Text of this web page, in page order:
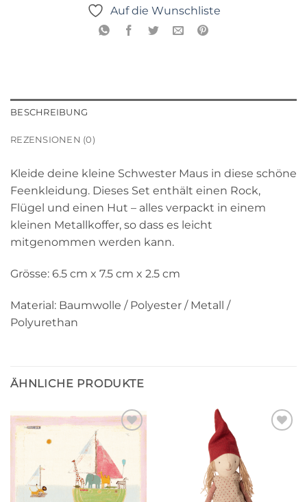
Auf die Wunschliste
BESCHREIBUNG
REZENSIONEN (0)
Kleide deine kleine Schwester Maus in diese schöne
Feenkleidung. Dieses Set enthält einen Rock,
Flügel und einen Hut – alles verpackt in einem
kleinen Metallkoffer, so dass es leicht
mitgenommen werden kann.
Grösse: 6.5 cm x 7.5 cm x 2.5 cm
Material: Baumwolle / Polyester / Metall /
Polyurethan
ÄHNLICHE PRODUKTE
Wunschliste